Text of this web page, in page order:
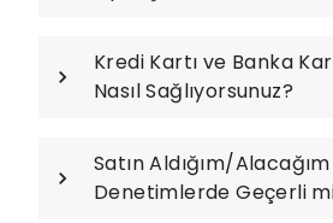
Kredi Kartı ve Banka
Nasıl Sağlıyorsunuz?
Satın Aldığım/
Denetimlerde Geçerli